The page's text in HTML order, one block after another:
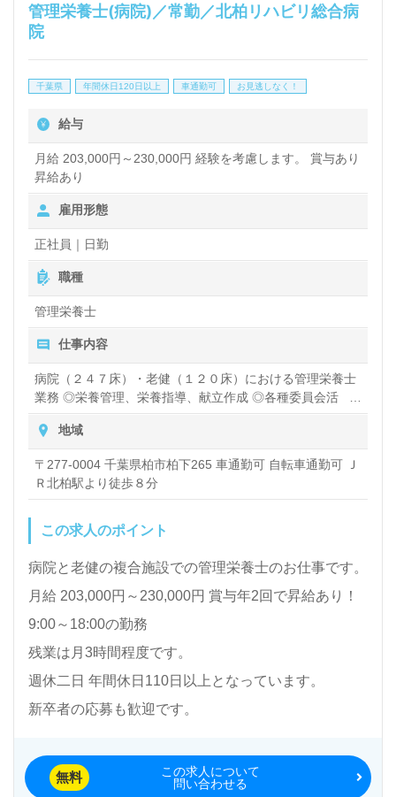
管理栄養士(病院)／常勤／北柏リハビリ総合病
院
千葉県 年間休日120日以上 車通勤可 お見逃しなく！
給与
月給 203,000円～230,000円 経験を考慮します。 賞与あり
昇給あり
雇用形態
正社員｜日勤
職種
管理栄養士
仕事内容
病院（２４７床）・老健（１２０床）における管理栄養士
業務 ◎栄養管理、栄養指導、献立作成 ◎各種委員会活
動、カンファレンス、ケアプラン会議 ◎事務業務 等 ※
ソフトはメディカロリーを使用。 ※厨房は委託会社（グル
ープ法人）が運営。
地域
〒277-0004 千葉県柏市柏下265 車通勤可 自転車通勤可 Ｊ
Ｒ北柏駅より徒歩８分
この求人のポイント
病院と老健の複合施設での管理栄養士のお仕事です。
月給 203,000円～230,000円 賞与年2回で昇給あり！
9:00～18:00の勤務
残業は月3時間程度です。
週休二日 年間休日110日以上となっています。
新卒者の応募も歓迎です。
無料
この求人について
問い合わせる